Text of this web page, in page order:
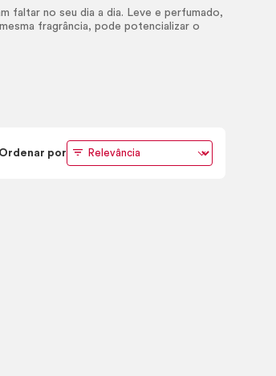
faltar no seu dia a dia. Leve e perfumado,
fragrância, pode potencializar o
Ordenar por